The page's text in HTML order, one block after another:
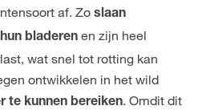
af. Zo slaan
bladeren en zijn heel
wat snel tot rotting kan
ontwikkelen in het wild
te kunnen bereiken. Omdit dit